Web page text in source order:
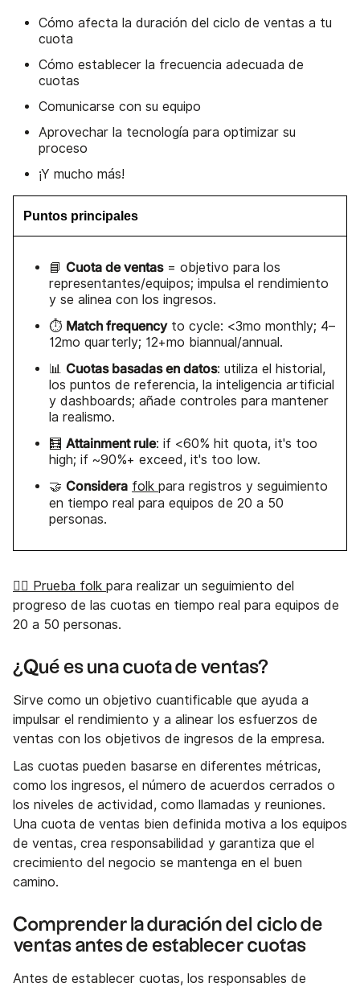
Cómo afecta la duración del ciclo de ventas a tu
cuota
Cómo establecer la frecuencia adecuada de
cuotas
Comunicarse con su equipo
Aprovechar la tecnología para optimizar su
proceso
¡Y mucho más!
Puntos principales
📘 Cuota de ventas= objetivo para los
representantes/equipos; impulsa el rendimiento
y se alinea con los ingresos.
⏱️ Match frequencyto cycle: <3mo monthly; 4–
12mo quarterly; 12+mo biannual/annual.
📊 Cuotas basadas en datos: utiliza el historial,
los puntos de referencia, la inteligencia artificial
y dashboards; añade controles para mantener
la realismo.
🧮 Attainment rule: if <60% hit quota, it's too
high; if ~90%+ exceed, it's too low.
🤝 Considera folk para registros y seguimiento
en tiempo real para equipos de 20 a 50
personas.
👉🏼 Prueba folk para realizar un seguimiento del
progreso de las cuotas en tiempo real para equipos de
20 a 50 personas.
¿Qué es una cuota de ventas?
Sirve como un objetivo cuantificable que ayuda a
impulsar el rendimiento y a alinear los esfuerzos de
ventas con los objetivos de ingresos de la empresa.
Las cuotas pueden basarse en diferentes métricas,
como los ingresos, el número de acuerdos cerrados o
los niveles de actividad, como llamadas y reuniones.
Una cuota de ventas bien definida motiva a los equipos
de ventas, crea responsabilidad y garantiza que el
crecimiento del negocio se mantenga en el buen
camino.
Comprender la duración del ciclo de
ventas antes de establecer cuotas
Antes de establecer cuotas, los responsables de